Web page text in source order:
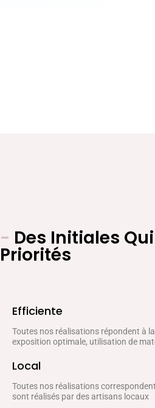
- Des Initiales
Priorités
Efficiente
Toutes nos réalisations répondent à
exposition optimale, utilisation de
Local
Toutes nos réalisations
sont réalisés par des artisans locaux